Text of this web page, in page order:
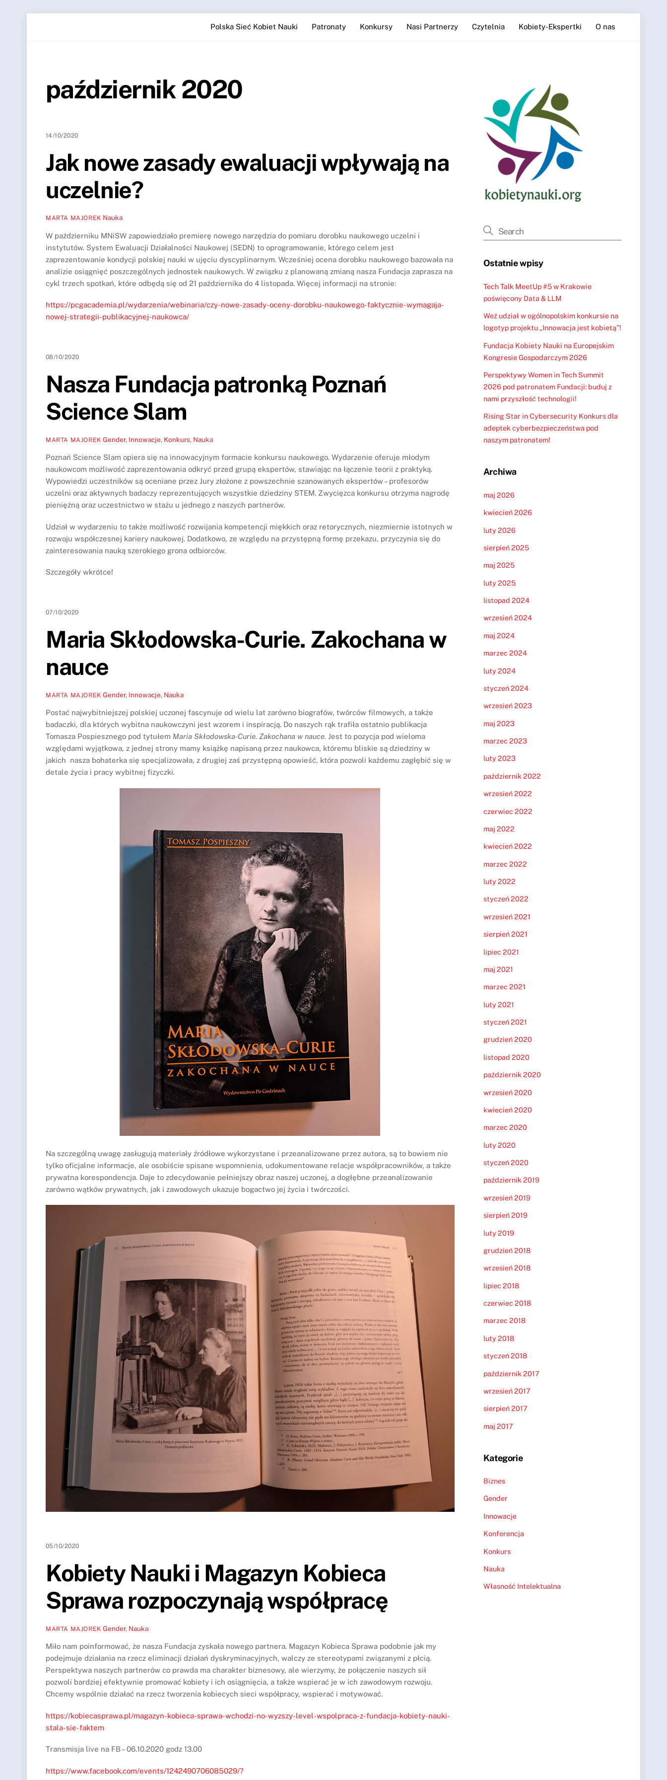
Polska Sieć Kobiet Nauki Patronaty Konkursy Nasi Partnerzy Czytelnia Kobiety-Ekspertki O nas
październik 2020
14/10/2020
Jak nowe zasady ewaluacji wpływają na
uczelnie?
MARTA MAJOREK Nauka
W październiku MNiSW zapowiedziało premierę nowego narzędzia do pomiaru dorobku naukowego uczelni i
instytutów. System Ewaluacji Działalności Naukowej (SEDN) to oprogramowanie, którego celem jest
zaprezentowanie kondycji polskiej nauki w ujęciu dyscyplinarnym. Wcześniej ocena dorobku naukowego bazowała na
analizie osiągnięć poszczególnych jednostek naukowych. W związku z planowaną zmianą nasza Fundacja zaprasza na
cykl trzech spotkań, które odbędą się od 21 października do 4 listopada. Więcej informacji na stronie:
https://pcgacademia.pl/wydarzenia/webinaria/czy-nowe-zasady-oceny-dorobku-naukowego-faktycznie-wymagaja-
nowej-strategii-publikacyjnej-naukowca/
08/10/2020
Nasza Fundacja patronką Poznań
Science Slam
MARTA MAJOREK Gender, Innowacje, Konkurs, Nauka
Poznań Science Slam opiera się na innowacyjnym formacie konkursu naukowego. Wydarzenie oferuje młodym
naukowcom możliwość zaprezentowania odkryć przed grupą ekspertów, stawiając na łączenie teorii z praktyką.
Wypowiedzi uczestników są oceniane przez Jury złożone z powszechnie szanowanych ekspertów – profesorów
uczelni oraz aktywnych badaczy reprezentujących wszystkie dziedziny STEM. Zwycięzca konkursu otrzyma nagrodę
pieniężną oraz uczestnictwo w stażu u jednego z naszych partnerów.
Udział w wydarzeniu to także możliwość rozwijania kompetencji miękkich oraz retorycznych, niezmiernie istotnych w
rozwoju współczesnej kariery naukowej. Dodatkowo, ze względu na przystępną formę przekazu, przyczynia się do
zainteresowania nauką szerokiego grona odbiorców.
Szczegóły wkrótce!
07/10/2020
Maria Skłodowska-Curie. Zakochana w
nauce
MARTA MAJOREK Gender, Innowacje, Nauka
Postać najwybitniejszej polskiej uczonej fascynuje od wielu lat zarówno biografów, twórców filmowych, a także
badaczki, dla których wybitna naukowczyni jest wzorem i inspiracją. Do naszych rąk trafiła ostatnio publikacja
Tomasza Pospiesznego pod tytułem Maria Skłodowska-Curie. Zakochana w nauce. Jest to pozycja pod wieloma
względami wyjątkowa, z jednej strony mamy książkę napisaną przez naukowca, któremu bliskie są dziedziny w
jakich nasza bohaterka się specjalizowała, z drugiej zaś przystępną opowieść, która pozwoli każdemu zagłębić się w
detale życia i pracy wybitnej fizyczki.
Na szczególną uwagę zasługują materiały źródłowe wykorzystane i przeanalizowane przez autora, są to bowiem nie
tylko oficjalne informacje, ale osobiście spisane wspomnienia, udokumentowane relacje współpracowników, a także
prywatna korespondencja. Daje to zdecydowanie pełniejszy obraz naszej uczonej, a dogłębne przeanalizowanie
zarówno wątków prywatnych, jak i zawodowych ukazuje bogactwo jej życia i twórczości.
05/10/2020
Kobiety Nauki i Magazyn Kobieca
Sprawa rozpoczynają współpracę
MARTA MAJOREK Gender, Nauka
Miło nam poinformować, że nasza Fundacja zyskała nowego partnera. Magazyn Kobieca Sprawa podobnie jak my
podejmuje działania na rzecz eliminacji działań dyskryminacyjnych, walczy ze stereotypami związanymi z płcią.
Perspektywa naszych partnerów co prawda ma charakter biznesowy, ale wierzymy, że połączenie naszych sił
pozwoli bardziej efektywnie promować kobiety i ich osiągnięcia, a także wspierać je w ich zawodowym rozwoju.
Chcemy wspólnie działać na rzecz tworzenia kobiecych sieci współpracy, wspierać i motywować.
https://kobiecasprawa.pl/magazyn-kobieca-sprawa-wchodzi-no-wyzszy-level-wspolpraca-z-fundacja-kobiety-nauki-
stala-sie-faktem
Transmisja live na FB – 06.10.2020 godz 13.00
https://www.facebook.com/events/1242490706085029/?
Ostatnie wpisy
Tech Talk MeetUp #5 w Krakowie
poświęcony Data & LLM
Weź udział w ogólnopolskim konkursie na
logotyp projektu „Innowacja jest kobietą”!
Fundacja Kobiety Nauki na Europejskim
Kongresie Gospodarczym 2026
Perspektywy Women in Tech Summit
2026 pod patronatem Fundacji: buduj z
nami przyszłość technologii!
Rising Star in Cybersecurity Konkurs dla
adeptek cyberbezpieczeństwa pod
naszym patronatem!
Archiwa
maj 2026
kwiecień 2026
luty 2026
sierpień 2025
maj 2025
luty 2025
listopad 2024
wrzesień 2024
maj 2024
marzec 2024
luty 2024
styczeń 2024
wrzesień 2023
maj 2023
marzec 2023
luty 2023
październik 2022
wrzesień 2022
czerwiec 2022
maj 2022
kwiecień 2022
marzec 2022
luty 2022
styczeń 2022
wrzesień 2021
sierpień 2021
lipiec 2021
maj 2021
marzec 2021
luty 2021
styczeń 2021
grudzień 2020
listopad 2020
październik 2020
wrzesień 2020
kwiecień 2020
marzec 2020
luty 2020
styczeń 2020
październik 2019
wrzesień 2019
sierpień 2019
luty 2019
grudzień 2018
wrzesień 2018
lipiec 2018
czerwiec 2018
marzec 2018
luty 2018
styczeń 2018
październik 2017
wrzesień 2017
sierpień 2017
maj 2017
Kategorie
Biznes
Gender
Innowacje
Konferencja
Konkurs
Nauka
Własność Intelektualna